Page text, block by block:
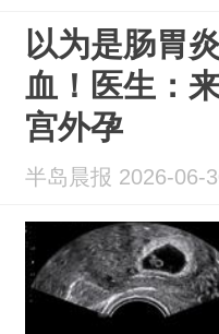
以为是肠胃
血！医生：
宫外孕
半岛晨报 2026-06-